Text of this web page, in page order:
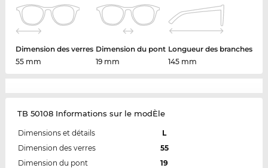
Dimension des verres
55 mm
Dimension du pont
19 mm
Longueur des branches
145 mm
TB 50108 Informations sur le modÈle
Dimensions et détails
L
Dimension des verres
55
Dimension du pont
19